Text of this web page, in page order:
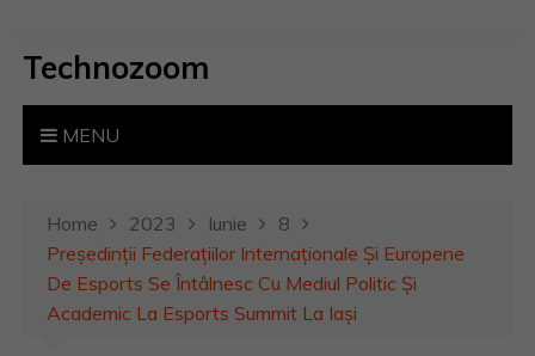
Technozoom
MENU
Home 2023 Iunie
8
Președinții Federațiilor Internaționale Și Europene
De Esports Se Întâlnesc Cu Mediul Politic Și
Academic La Esports Summit La Iași